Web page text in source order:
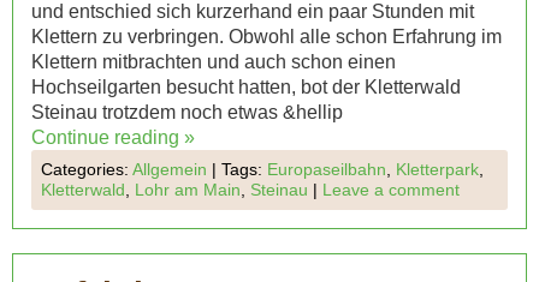
und entschied sich kurzerhand ein paar Stunden mit
Klettern zu verbringen. Obwohl alle schon Erfahrung im
Klettern mitbrachten und auch schon einen
Hochseilgarten besucht hatten, bot der Kletterwald
Steinau trotzdem noch etwas &hellip
Continue reading »
Categories: Allgemein | Tags: Europaseilbahn Kletterpark
Kletterwald
Lohr am Main Steinau | Leave a comment